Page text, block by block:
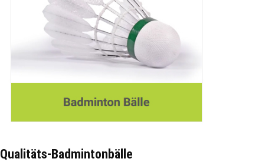
Qualitäts-Badmintonbälle